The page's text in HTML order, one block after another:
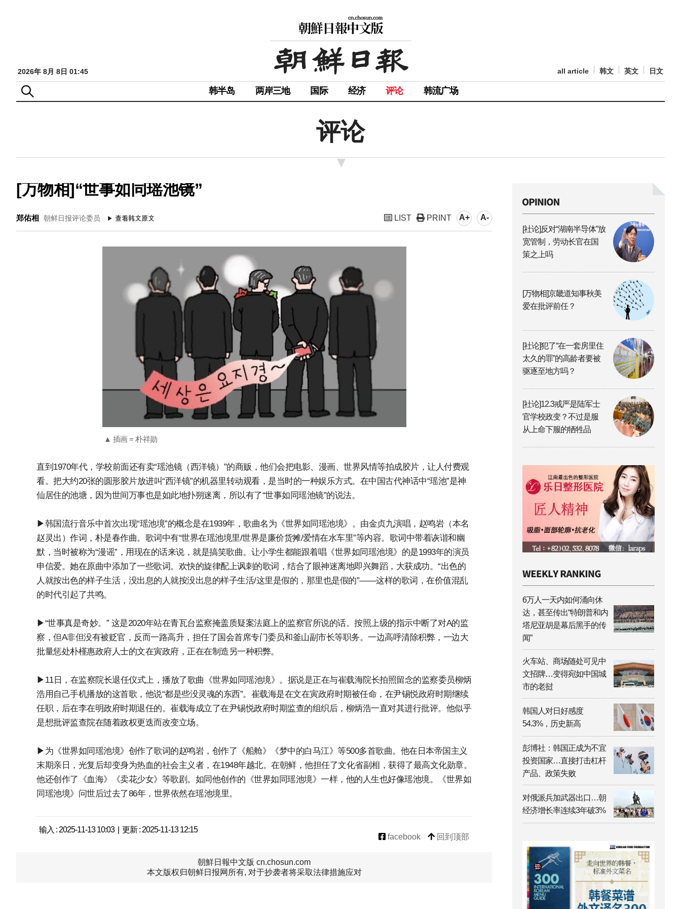
2026年 8月 8日 01:45 all article 韩文 英文 日文
韩半岛 两岸三地 国际 经济 评论 韩流广场
评论
[万物相]“世事如同瑶池镜”
郑佑相 朝鲜日报评论委员 LIST PRINT A+ A-
▲ 插画 = 朴祥勋
直到1970年代，学校前面还有卖“瑶池镜（西洋镜）”的商贩，他们会把电影、漫画、世界风情等拍成胶片，让人付费观
看。把大约20张的圆形胶片放进叫“西洋镜”的机器里转动观看，是当时的一种娱乐方式。在中国古代神话中“瑶池”是神
仙居住的池塘，因为世间万事也是如此地扑朔迷离，所以有了“世事如同瑶池镜”的说法。
▶韩国流行音乐中首次出现“瑶池境”的概念是在1939年，歌曲名为《世界如同瑶池境》。由金贞九演唱，赵鸣岩（本名
赵灵出）作词，朴是春作曲。歌词中有“世界在瑶池境里/世界是廉价货摊/爱情在水车里”等内容。歌词中带着诙谐和幽
默，当时被称为“漫谣”，用现在的话来说，就是搞笑歌曲。让小学生都能跟着唱《世界如同瑶池境》的是1993年的演员
申信爱。她在原曲中添加了一些歌词。欢快的旋律配上讽刺的歌词，结合了眼神迷离地即兴舞蹈，大获成功。“出色的
人就按出色的样子生活，没出息的人就按没出息的样子生活/这里是假的，那里也是假的”——这样的歌词，在价值混乱
的时代引起了共鸣。
▶“世事真是奇妙。” 这是2020年站在青瓦台监察掩盖质疑案法庭上的监察官所说的话。按照上级的指示中断了对A的监
察，但A非但没有被贬官，反而一路高升，担任了国会首席专门委员和釜山副市长等职务。一边高呼清除积弊，一边大
批量惩处朴槿惠政府人士的文在寅政府，正在在制造另一种积弊。
▶11日，在监察院长退任仪式上，播放了歌曲《世界如同瑶池境》。据说是正在与崔载海院长拍照留念的监察委员柳炳
浩用自己手机播放的这首歌，他说“都是些没灵魂的东西”。崔载海是在文在寅政府时期被任命，在尹锡悦政府时期继续
任职，后在李在明政府时期退任的。崔载海成立了在尹锡悦政府时期监查的组织后，柳炳浩一直对其进行批评。他似乎
是想批评监查院在随着政权更迭而改变立场。
▶为《世界如同瑶池境》创作了歌词的赵鸣岩，创作了《船舱》《梦中的白马江》等500多首歌曲。他在日本帝国主义
末期亲日，光复后却变身为热血的社会主义者，在1948年越北。在朝鲜，他担任了文化省副相，获得了最高文化勋章。
他还创作了《血海》《卖花少女》等歌剧。如同他创作的《世界如同瑶池境》一样，他的人生也好像瑶池境。《世界如
同瑶池境》问世后过去了86年，世界依然在瑶池境里。
输入 : 2025-11-13 10:03 | 更新 : 2025-11-13 12:15
facebook
回到顶部
朝鮮日報中文版 cn.chosun.com
本文版权归朝鲜日报网所有, 对于抄袭者将采取法律措施应对
[社论]反对“湖南半导体”放
宽管制，劳动长官在国
策之上吗
[万物相]京畿道知事秋美
爱在批评前任？
[社论]犯了“在一套房里住
太久的罪”的高龄者要被
驱逐至地方吗？
[社论]12.3戒严是陆军士
官学校政变？不过是服
从上命下服的牺牲品
6万人一天内如何涌向休
达，甚至传出“特朗普和内
塔尼亚胡是幕后黑手的传
闻”
火车站、商场随处可见中
文招牌…变得宛如中国城
市的老挝
韩国人对日好感度
54.3%，历史新高
彭博社：韩国正成为不宜
投资国家…直接打击杠杆
产品、政策失败
对俄派兵加武器出口…朝
经济增长率连续3年破3%